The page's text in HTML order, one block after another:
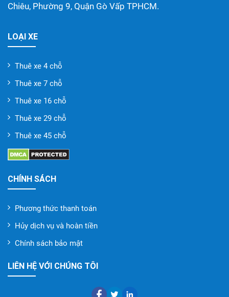
Chiêu, Phường 9, Quận Gò Vấp TPHCM.
LOẠI XE
Thuê xe 4 chỗ
Thuê xe 7 chỗ
Thuê xe 16 chỗ
Thuê xe 29 chỗ
Thuê xe 45 chỗ
CHÍNH SÁCH
Phương thức thanh toán
Hủy dịch vụ và hoàn tiền
Chính sách bảo mật
LIÊN HỆ VỚI CHÚNG TÔI